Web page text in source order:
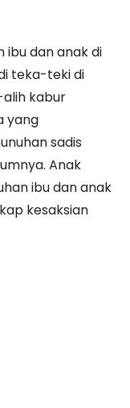
ibu dan anak di
teka-teki di
kabur
yang
sadis
Anak
ibu dan anak
kesaksian